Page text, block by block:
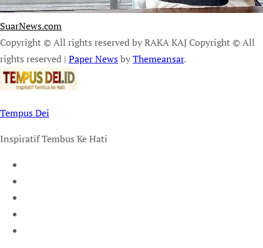
SuarNews.com
Copyright © All rights reserved by RAKA KAJ Copyright © All
rights reserved | Paper NewsbyThemeansar.
Tempus Dei
Inspiratif Tembus Ke Hati